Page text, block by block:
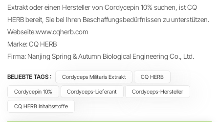
Extrakt oder einen Hersteller von Cordycepin 10% suchen, ist CQ
HERB bereit, Sie bei Ihren Beschaffungsbedürfnissen zu unterstützen.
Webseite:www.cqherb.com
Marke: CQ HERB
Firma: Nanjing Spring & Autumn Biological Engineering Co., Ltd.
BELIEBTE TAGS : Cordyceps Militaris Extrakt CQ HERB
Cordycepin 10% Cordyceps-Lieferant Cordyceps-Hersteller
CQ HERB Inhaltsstoffe